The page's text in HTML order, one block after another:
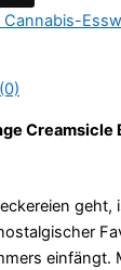
Cannabis-
geht,
einfängt.